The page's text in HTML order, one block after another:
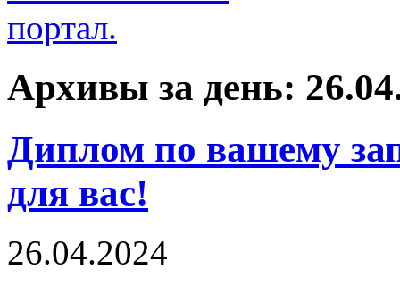
Архивы за день:
Диплом по вашему
для вас!
26.04.2024